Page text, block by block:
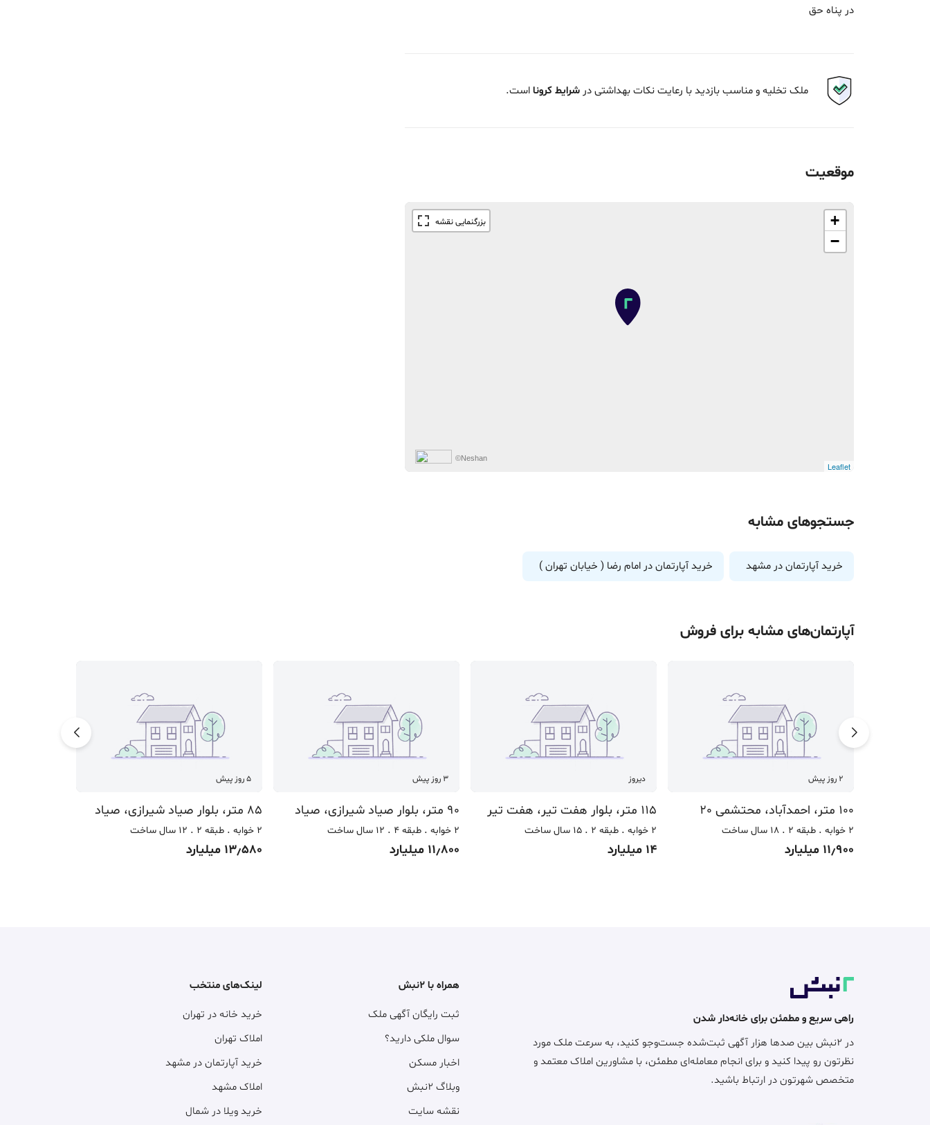
در پناه حق
ملک تخلیه و مناسب بازدید با رعایت نکات بهداشتی در شرایط کرونااست.
موقعیت
+
−
Leaflet
©Neshan
جستجوهای مشابه
خرید آپارتمان در مشهد خرید آپارتمان در امام رضا ( خیابان تهران )
آپارتمان‌های مشابه برای فروش
2 روز پیش
100 متر، احمدآباد، محتشمی 20
2 خوابه طبقه 2 18 سال ساخت
11٫900 میلیارد
دیروز
115 متر، بلوار هفت تیر، هفت تیر
2 خوابه طبقه 2 15 سال ساخت
14 میلیارد
3 روز پیش
90 متر، بلوار صیاد شیرازی، صیاد
2 خوابه طبقه 4 12 سال ساخت
11٫800 میلیارد
5 روز پیش
85 متر، بلوار صیاد شیرازی، صیاد
2 خوابه طبقه 2 12 سال ساخت
13٫580 میلیارد
راهی سریع و مطمئن برای خانه‌دار شدن
در ۲نبش بین صدها هزار آگهی ثبت‌شده جست‌وجو کنید، به سرعت ملک مورد
نظرتون رو پیدا کنید و برای انجام معامله‌ای مطمئن، با مشاورین املاک معتمد و
متخصص شهرتون در ارتباط باشید.
همراه با ۲نبش
ثبت رایگان آگهی ملک
سوال ملکی دارید؟
اخبار مسکن
وبلاگ ۲نبش
نقشه سایت
لینک‌های منتخب
خرید خانه در تهران
املاک تهران
خرید آپارتمان در مشهد
املاک مشهد
خرید ویلا در شمال